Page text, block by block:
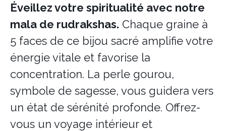
Éveillez votre spiritualité avec notre
mala de rudrakshas. Chaque graine à
5 faces de ce bijou sacré amplifie votre
énergie vitale et favorise la
concentration. La perle gourou,
symbole de sagesse, vous guidera vers
un état de sérénité profonde. Offrez-
vous un voyage intérieur et